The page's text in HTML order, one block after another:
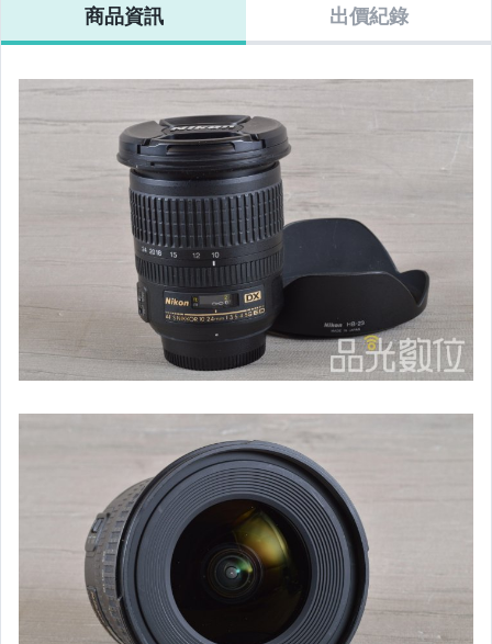
二手iphone17全系列
二手iphone15全系列
二手iphone14全系列
二手iphone13全系列
二手iphone12全系列
二手11 / 11 PRO/11 PRO MAX
二手IPHONE XS/XS MAX
全新/二手APPLE系列平板電腦
全新/二手APPLE WATCH手錶
全新/二手APPLE系列週邊配件
全新/二手Android系列手機
全新/二手Android系列平板電腦
Macbook系列、IMac、Mac mini
商品資訊 出價紀錄